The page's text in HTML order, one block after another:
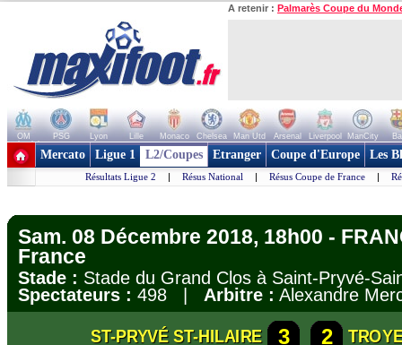
A retenir : Palmarès Coupe du
OM PSG Lyon Lille Monaco Chelsea Man Utd Arsenal Liverpool ManCity
+ de clubs
Mercato Ligue 1 L2/Coupes Etranger Coupe d'Europe Les
Résultats Ligue 2 | Résus National | Résus Coupe de France |
Sam. 08 Décembre 2018, 18h00 -
France
Stade : Stade du Grand Clos à Saint-Pryvé-
Spectateurs : 498 | Arbitre : Alexandre
ST-PRYVÉ ST-HILAIRE 3 2